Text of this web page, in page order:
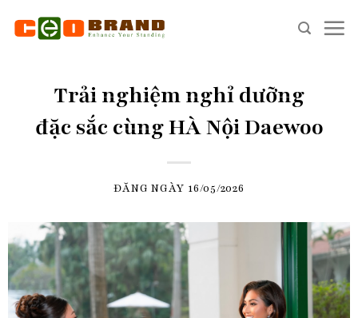
Trải nghiệm nghỉ dưỡng
đặc sắc cùng HÀ Nội Daewoo
ĐĂNG NGÀY 16/05/2026